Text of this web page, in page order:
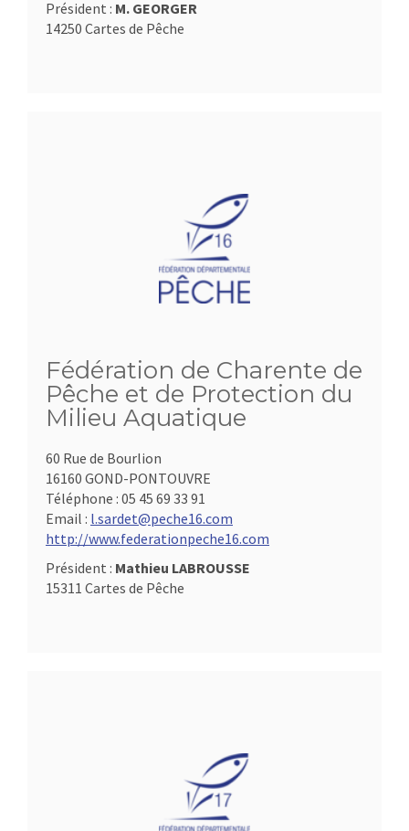
Président : M. GEORGER
14250 Cartes de Pêche
Fédération de Charente de
Pêche et de Protection du
Milieu Aquatique
60 Rue de Bourlion
16160 GOND-PONTOUVRE
Téléphone : 05 45 69 33 91
Email : l.sardet@peche16.com
http://www.federationpeche16.com
Président : Mathieu LABROUSSE
15311 Cartes de Pêche